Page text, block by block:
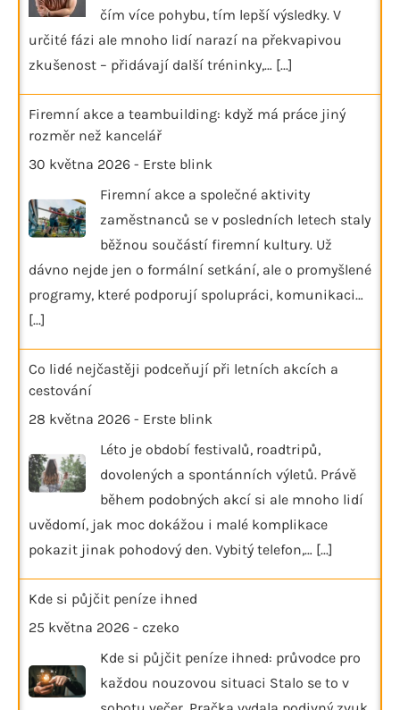
čím více pohybu, tím lepší výsledky. V
určité fázi ale mnoho lidí narazí na překvapivou
zkušenost – přidávají další tréninky,… [...]
Firemní akce a teambuilding: když má práce jiný
rozměr než kancelář
30 května 2026 - Erste blink
Firemní akce a společné aktivity
zaměstnanců se v posledních letech staly
běžnou součástí firemní kultury. Už
dávno nejde jen o formální setkání, ale o promyšlené
programy, které podporují spolupráci, komunikaci…
[...]
Co lidé nejčastěji podceňují při letních akcích a
cestování
28 května 2026 - Erste blink
Léto je období festivalů, roadtripů,
dovolených a spontánních výletů. Právě
během podobných akcí si ale mnoho lidí
uvědomí, jak moc dokážou i malé komplikace
pokazit jinak pohodový den. Vybitý telefon,… [...]
Kde si půjčit peníze ihned
25 května 2026 - czeko
Kde si půjčit peníze ihned: průvodce pro
každou nouzovou situaci Stalo se to v